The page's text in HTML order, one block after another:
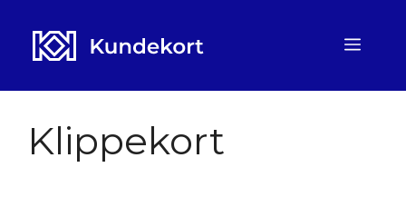
indhold
Menu
Klippekort